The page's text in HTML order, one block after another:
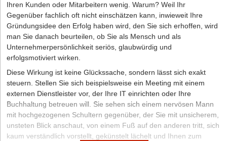
Ihren Kunden oder Mitarbeitern wenig. Warum? Weil Ihr
Gegenüber fachlich oft nicht einschätzen kann, inwieweit Ihre
Gründungsidee den Erfolg haben wird, den Sie sich erhoffen, wird
man Sie danach beurteilen, ob Sie als Mensch und als
Unternehmerpersönlichkeit seriös, glaubwürdig und
erfolgsmotiviert wirken.
Diese Wirkung ist keine Glückssache, sondern lässt sich exakt
steuern. Stellen Sie sich beispielsweise ein Meeting mit einem
externen Dienstleister vor, der Ihre IT einrichten oder Ihre
Buchhaltung betreuen will. Sie sehen sich einem nervösen Mann
mit hochgezogenen Schultern gegenüber, der Sie mit unsicherem,
unsteten Blick anschaut, von einem Fuß auf den anderen tritt, sich
kaum verständlich vorstellt, gekünstelt lächelt und Ihnen zum